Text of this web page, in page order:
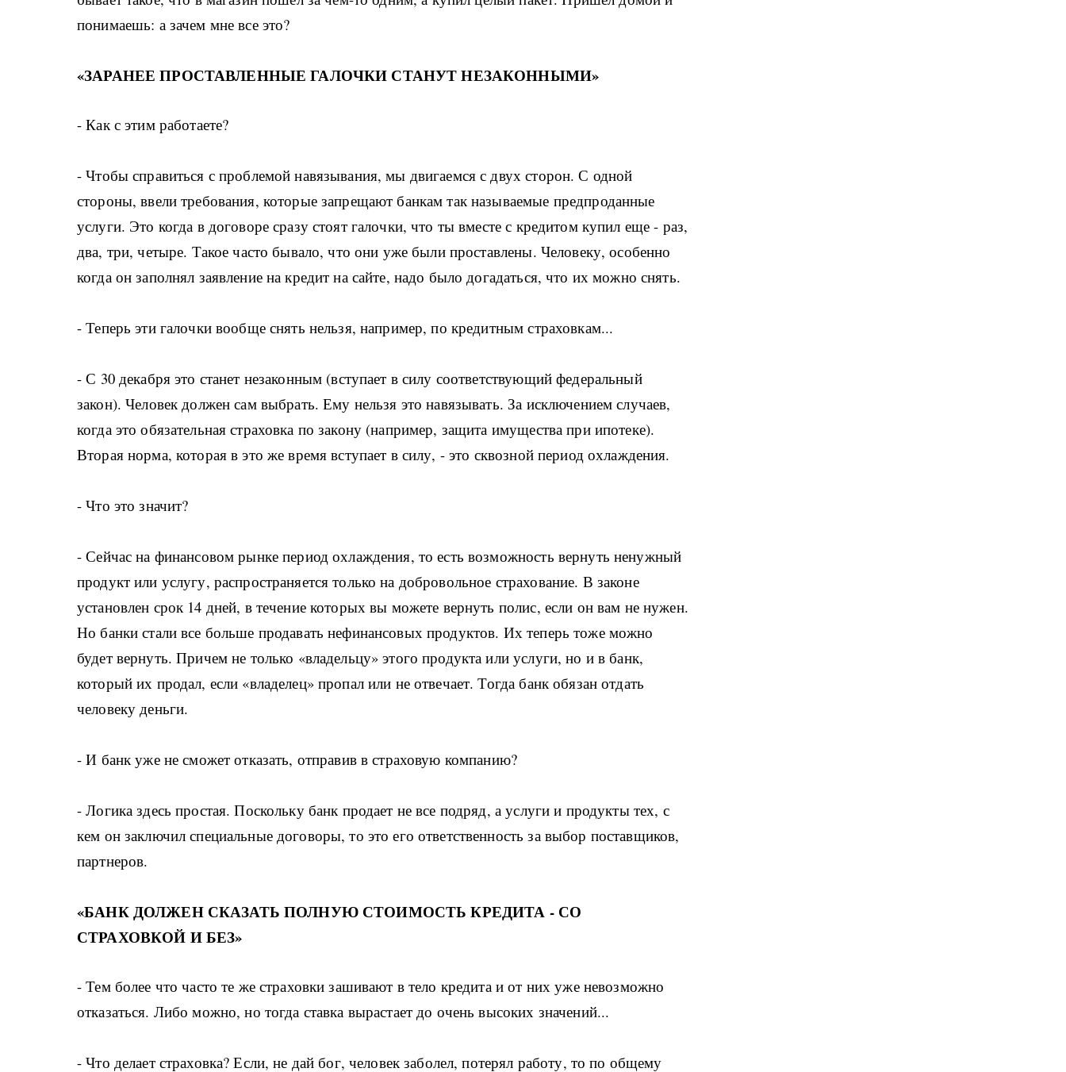
понимаешь: а зачем мне все это?
«ЗАРАНЕЕ ПРОСТАВЛЕННЫЕ ГАЛОЧКИ СТАНУТ НЕЗАКОННЫМИ»
- Как с этим работаете?
- Чтобы справиться с проблемой навязывания, мы двигаемся с двух сторон. С одной
стороны, ввели требования, которые запрещают банкам так называемые предпроданные
услуги. Это когда в договоре сразу стоят галочки, что ты вместе с кредитом купил еще - раз,
два, три, четыре. Такое часто бывало, что они уже были проставлены. Человеку, особенно
когда он заполнял заявление на кредит на сайте, надо было догадаться, что их можно снять.
- Теперь эти галочки вообще снять нельзя, например, по кредитным страховкам...
- С 30 декабря это станет незаконным (вступает в силу соответствующий федеральный
закон). Человек должен сам выбрать. Ему нельзя это навязывать. За исключением случаев,
когда это обязательная страховка по закону (например, защита имущества при ипотеке).
Вторая норма, которая в это же время вступает в силу, - это сквозной период охлаждения.
- Что это значит?
- Сейчас на финансовом рынке период охлаждения, то есть возможность вернуть ненужный
продукт или услугу, распространяется только на добровольное страхование. В законе
установлен срок 14 дней, в течение которых вы можете вернуть полис, если он вам не нужен.
Но банки стали все больше продавать нефинансовых продуктов. Их теперь тоже можно
будет вернуть. Причем не только «владельцу» этого продукта или услуги, но и в банк,
который их продал, если «владелец» пропал или не отвечает. Тогда банк обязан отдать
человеку деньги.
- И банк уже не сможет отказать, отправив в страховую компанию?
- Логика здесь простая. Поскольку банк продает не все подряд, а услуги и продукты тех, с
кем он заключил специальные договоры, то это его ответственность за выбор поставщиков,
партнеров.
«БАНК ДОЛЖЕН СКАЗАТЬ ПОЛНУЮ СТОИМОСТЬ КРЕДИТА - СО
СТРАХОВКОЙ И БЕЗ»
- Тем более что часто те же страховки зашивают в тело кредита и от них уже невозможно
отказаться. Либо можно, но тогда ставка вырастает до очень высоких значений...
- Что делает страховка? Если, не дай бог, человек заболел, потерял работу, то по общему